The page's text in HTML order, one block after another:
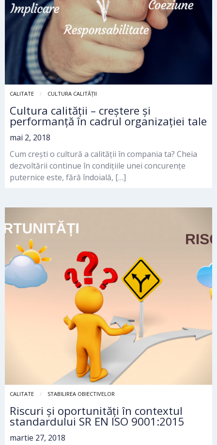
CALITATE CULTURA CALITĂȚII
Cultura calităţii – creştere şi
performanţă în cadrul organizaţiei tale
mai 2, 2018
Cum crești o cultură a calității în compania ta? Cheia
dezvoltării continue în condițiile unei concurențe
puternice este, fără îndoială, […]
CALITATE STABILIREA OBIECTIVELOR
Riscuri și oportunități în contextul
standardului SR EN ISO 9001:2015
martie 27, 2018